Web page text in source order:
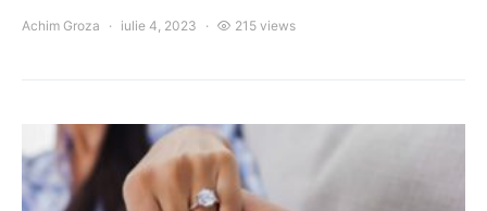
Achim Groza iulie 4, 2023 215 views